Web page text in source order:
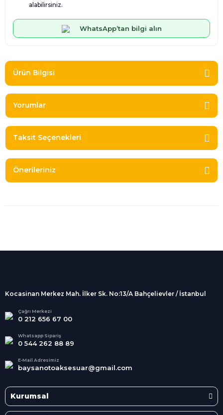
alabilirsiniz.
WhatsApp’tan bilgi alın
Ürün Bilgisi
Yorumlar
Taksit Seçenekleri
Önerileriniz
Alışveriş
kargolanmaktadır.
Tüm Kredi Kartlarına taksit
seçenekleri
Kocasinan Merkez Mah. İlker Sk. No:13/A Bahçelievler / İstanbul
Çağrı Merkezi
0 212 656 67 00
Whatsapp Sipariş
0 544 262 88 89
E-Mail Adresimiz
baysanotoaksesuar@gmail.com
Kurumsal